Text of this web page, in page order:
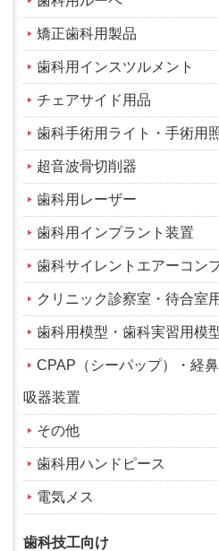
矯正歯科用製品
歯科用インスツルメント
チェアサイド用品
歯科手術用ライト・手術用
超音波骨切削器
歯科用レーザー
歯科用インプラント装置
歯科サイレントエアーコン
クリニック診察室・待合室
歯科用模型・歯科実習用模
CPAP（シーパップ）・経
吸器装置
その他
歯科用ハンドピース
電気メス
歯科技工向け